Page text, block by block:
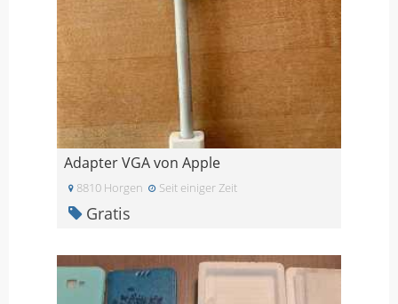
Adapter VGA von Apple
8810 Horgen Seit einiger Zeit
Gratis